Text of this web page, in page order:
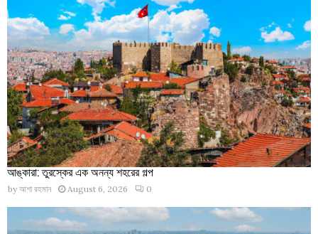
আঙ্কারা: তুরস্কের এক অনন্য শহরের গল্প
by আশা রহমান August 6, 2026 0